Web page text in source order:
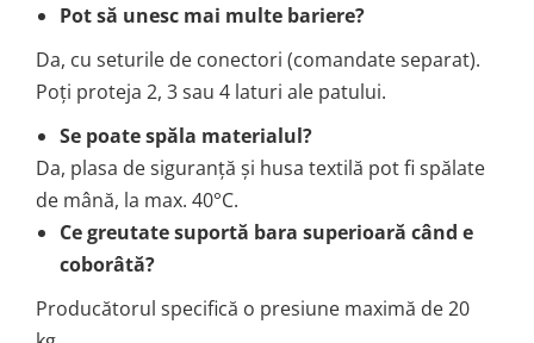
Pot să unesc mai multe bariere?
Da, cu seturile de conectori (comandate separat).
Poți proteja 2, 3 sau 4 laturi ale patului.
Se poate spăla materialul?
Da, plasa de siguranță și husa textilă pot fi spălate
de mână, la max. 40°C.
Ce greutate suportă bara superioară când e
coborâtă?
Producătorul specifică o presiune maximă de 20